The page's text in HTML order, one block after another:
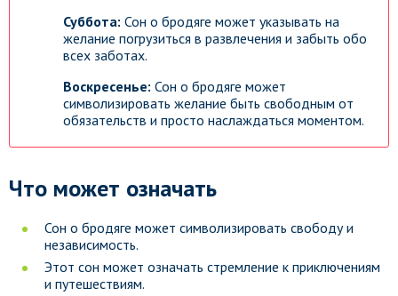
Суббота: Сон о бродяге может указывать на
желание погрузиться в развлечения и забыть обо
всех заботах.
Воскресенье: Сон о бродяге может
символизировать желание быть свободным от
обязательств и просто наслаждаться моментом.
Что может означать
Сон о бродяге может символизировать свободу и
независимость.
Этот сон может означать стремление к приключениям
и путешествиям.